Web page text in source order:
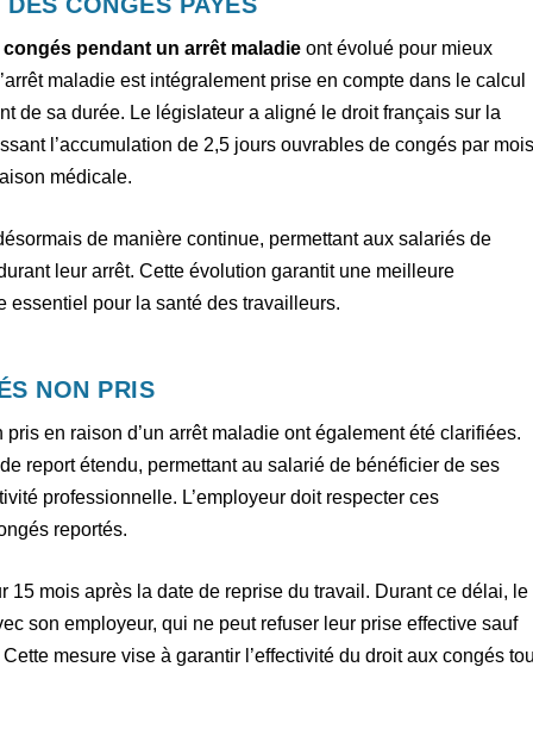
pendant un arrêt maladie ont évolué pour mieux
maladie est intégralement prise en compte dans le calcul
de sa durée. Le législateur a aligné le droit français sur la
l’accumulation de 2,5 jours ouvrables de congés par
médicale.
de manière continue, permettant aux salariés de
leur arrêt. Cette évolution garantit une meilleure
essentiel pour la santé des travailleurs.
NON PRIS
en raison d’un arrêt maladie ont également été clarifiées.
report étendu, permettant au salarié de bénéficier de ses
professionnelle. L’employeur doit respecter ces
reportés.
15 mois après la date de reprise du travail. Durant ce délai, le
son employeur, qui ne peut refuser leur prise effective sauf
mesure vise à garantir l’effectivité du droit aux congés